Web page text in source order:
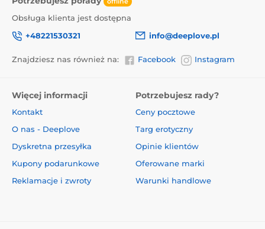
Obsługa klienta jest dostępna
+48221530321
info@deeplove.pl
Znajdziesz nas również na: Facebook Instagram
Więcej informacji
Kontakt
O nas - Deeplove
Dyskretna przesyłka
Kupony podarunkowe
Reklamacje i zwroty
Potrzebujesz rady?
Ceny pocztowe
Targ erotyczny
Opinie klientów
Oferowane marki
Warunki handlowe